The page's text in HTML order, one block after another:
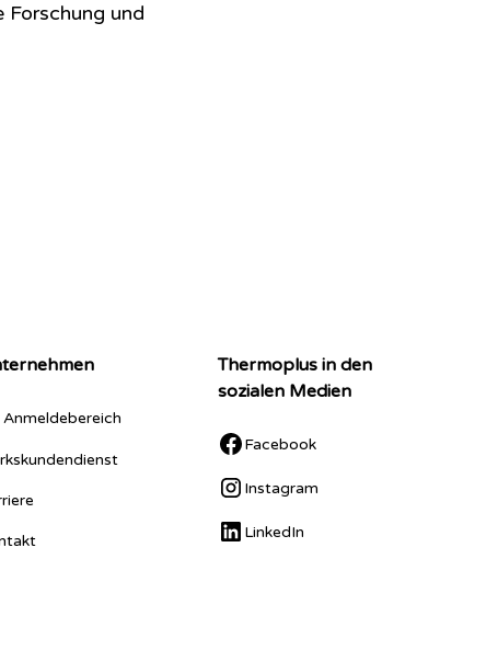
Forschung und
Anmeldebereich
Thermoplus in den
sozialen Medien
Facebook
Instagram
LinkedIn